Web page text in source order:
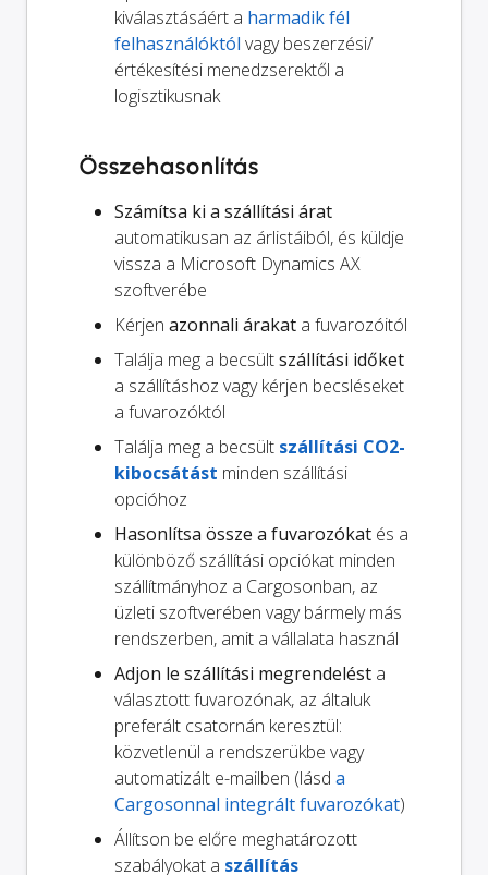
kiválasztásáért a harmadik fél
felhasználóktól vagy beszerzési/
értékesítési menedzserektől a
logisztikusnak
Összehasonlítás
Számítsa ki a szállítási árat
automatikusan az árlistáiból, és küldje
vissza a Microsoft Dynamics AX
szoftverébe
Kérjen azonnali árakat a fuvarozóitól
Találja meg a becsültszállítási időket
a szállításhoz vagy kérjen becsléseket
a fuvarozóktól
Találja meg a becsült szállítási CO2-
kibocsátást minden szállítási
opcióhoz
Hasonlítsa össze a fuvarozókat és a
különböző szállítási opciókat minden
szállítmányhoz a Cargosonban, az
üzleti szoftverében vagy bármely más
rendszerben, amit a vállalata használ
Adjon le szállítási megrendelést a
választott fuvarozónak, az általuk
preferált csatornán keresztül:
közvetlenül a rendszerükbe vagy
automatizált e-mailben (lásd a
Cargosonnal integrált fuvarozókat)
Állítson be előre meghatározott
szabályokat a szállítás